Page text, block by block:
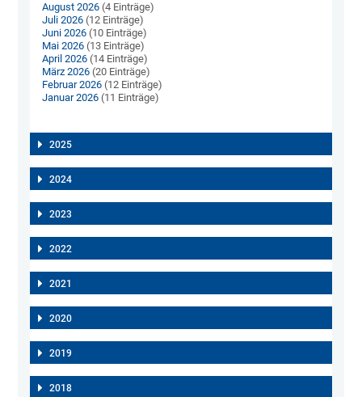
August 2026 (4 Einträge)
Juli 2026 (12 Einträge)
Juni 2026 (10 Einträge)
Mai 2026 (13 Einträge)
April 2026 (14 Einträge)
März 2026 (20 Einträge)
Februar 2026 (12 Einträge)
Januar 2026 (11 Einträge)
2025
2024
2023
2022
2021
2020
2019
2018